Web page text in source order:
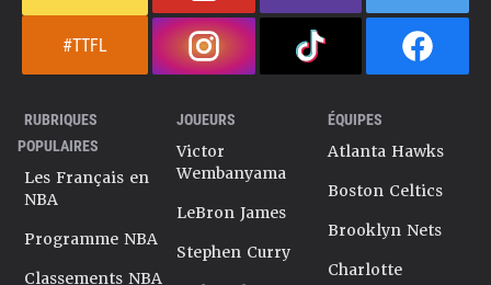
#TTFL
RUBRIQUES
POPULAIRES
Les Français en
NBA
Programme NBA
Classements NBA
JOUEURS
Victor
Wembanyama
LeBron James
Stephen Curry
ÉQUIPES
Atlanta Hawks
Boston Celtics
Brooklyn Nets
Charlotte